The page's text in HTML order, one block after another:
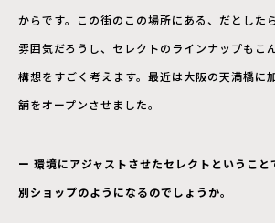
からです。この街のこの場所にある、だとした
雰囲気だろうし、セレクトのラインナップもこ
構想をすごく考えます。最近は大阪の天満橋に
舗をオープンさせました。
ー 環境にアジャストさせたセレクトというこ
別ショップのようになるのでしょうか。